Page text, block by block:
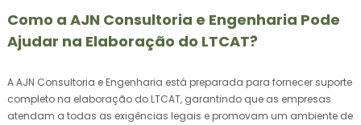
Como a AJN Consultoria e Engenharia Pode
Ajudar na Elaboração do LTCAT?
A AJN Consultoria e Engenharia está preparada para fornecer suporte
completo na elaboração do LTCAT, garantindo que as empresas
atendam a todas as exigências legais e promovam um ambiente de